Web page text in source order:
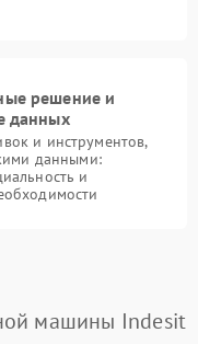
решение и
данных
и инструментов,
данными:
и
машины Indesit